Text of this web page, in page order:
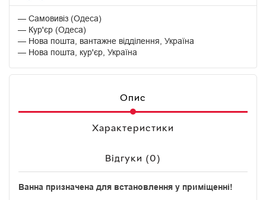
Самовивіз (Одеса)
Кур'єр (Одеса)
Нова пошта, вантажне відділення, Україна
Нова пошта, кур'єр, Україна
Опис
Характеристики
Відгуки (0)
Ванна призначена для встановлення у приміщенні!